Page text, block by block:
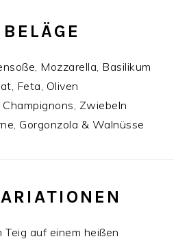
Mozzarella, Basilikum
Feta, Oliven
Champignons, Zwiebeln
Gorgonzola & Walnüsse
Teig auf einem heißen